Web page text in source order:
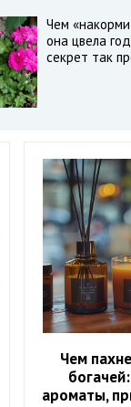
Чем
она цвела
секрет так
Чем
ароматы,